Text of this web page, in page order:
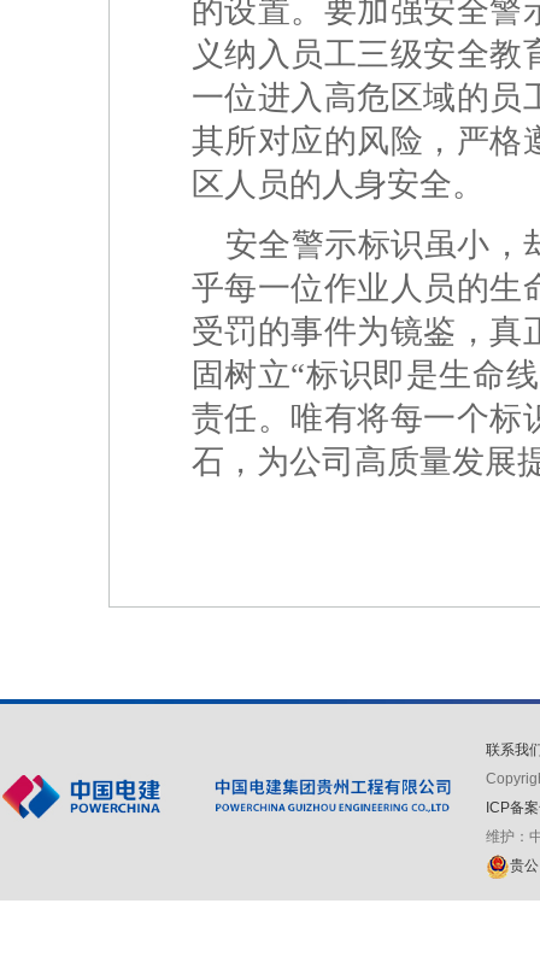
的设置。要加强安全警
义纳入员工三级安全
一位进入高危区域的员
其所对应的风险，严格
区人员的人身安全。
安全警示标识虽小，
乎每一位作业人员的生
受罚的事件为镜鉴，真
固树立“标识即是生命
责任。唯有将每一个标
石，为公司高质量发展
联系我
ICP备
维护：
贵